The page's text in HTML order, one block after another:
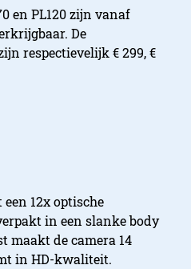
en PL120 zijn vanaf
De
respectievelijk € 299, €
een 12x optische
in een slanke body
maakt de camera 14
in HD-kwaliteit.